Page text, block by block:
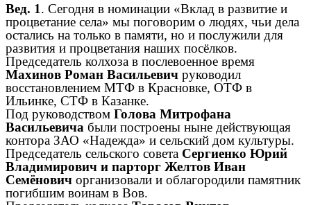
Вед. 1. Сегодня в номинации «Вклад в развитие и
процветание села» мы поговорим о людях, чьи дела
остались на только в памяти, но и послужили для
развития и процветания наших посёлков.
Председатель колхоза в послевоенное время
Махинов Роман Васильевич руководил
восстановлением МТФ в Красновке, ОТФ в
Ильинке, СТФ в Казанке.
Под руководством Голова Митрофана
Васильевича были построены ныне действующая
контора ЗАО «Надежда» и сельский дом культуры.
Председатель сельского совета Сергиенко Юрий
Владимирович и парторг Желтов Иван
Семёнович организовали и облагородили памятник
погибшим воинам в Вов.